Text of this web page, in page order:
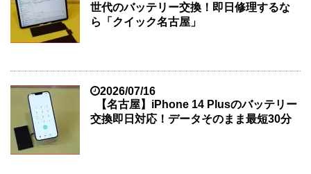
世代のバッテリー交換！即日修理するな
ら「クイック名古屋」
2026/07/16
【名古屋】iPhone 14 Plusのバッテリー
交換即日対応！データそのまま最短30分